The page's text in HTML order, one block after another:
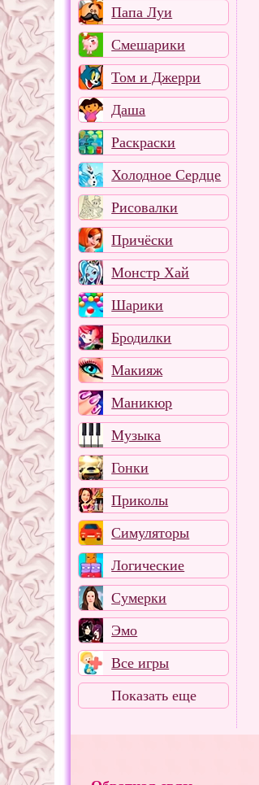
Папа Луи
Смешарики
Том и Джерри
Даша
Раскраски
Холодное Сердце
Рисовалки
Причёски
Монстр Хай
Шарики
Бродилки
Макияж
Маникюр
Музыка
Гонки
Приколы
Симуляторы
Логические
Сумерки
Эмо
Все игры
Показать еще